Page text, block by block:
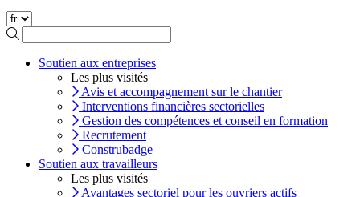
Soutien aux entreprises
Les plus visités
Avis et accompagnement sur le chantier
Interventions financières sectorielles
Gestion des compétences et conseil en formation
Recrutement
Construbadge
Soutien aux travailleurs
Les plus visités
Avantages sectoriel pour les ouvriers actifs